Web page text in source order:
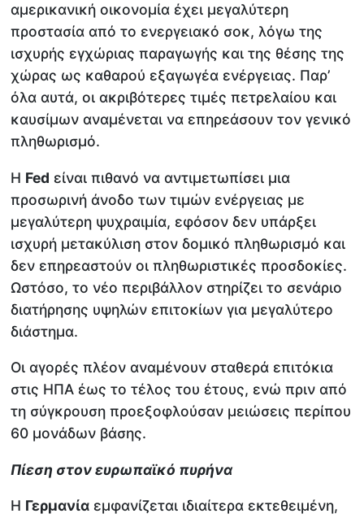
αμερικανική οικονομία έχει μεγαλύτερη
προστασία από το ενεργειακό σοκ, λόγω της
ισχυρής εγχώριας παραγωγής και της θέσης της
χώρας ως καθαρού εξαγωγέα ενέργειας. Παρ’
όλα αυτά, οι ακριβότερες τιμές πετρελαίου και
καυσίμων αναμένεται να επηρεάσουν τον γενικό
πληθωρισμό.
Η Fed είναι πιθανό να αντιμετωπίσει μια
προσωρινή άνοδο των τιμών ενέργειας με
μεγαλύτερη ψυχραιμία, εφόσον δεν υπάρξει
ισχυρή μετακύλιση στον δομικό πληθωρισμό και
δεν επηρεαστούν οι πληθωριστικές προσδοκίες.
Ωστόσο, το νέο περιβάλλον στηρίζει το σενάριο
διατήρησης υψηλών επιτοκίων για μεγαλύτερο
διάστημα.
Οι αγορές πλέον αναμένουν σταθερά επιτόκια
στις ΗΠΑ έως το τέλος του έτους, ενώ πριν από
τη σύγκρουση προεξοφλούσαν μειώσεις περίπου
60 μονάδων βάσης.
Πίεση στον ευρωπαϊκό πυρήνα
Η Γερμανία εμφανίζεται ιδιαίτερα εκτεθειμένη,